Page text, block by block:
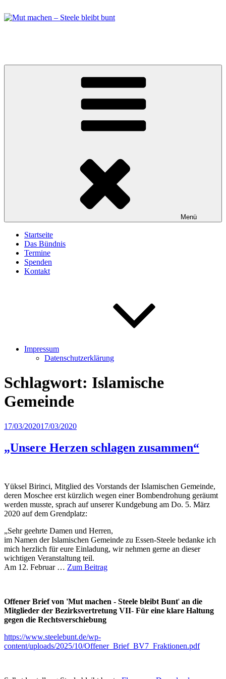
Inhalt
Menü
Startseite
Das Bündnis
Termine
Spenden
Kontakt
Impressum
Datenschutzerklärung
Schlagwort: Islamische
Gemeinde
Veröffentlicht
17/03/202017/03/2020
„Unsere Herzen schlagen zusammen“
Yüksel Birinci, Mitglied des Vorstands der Islamischen Gemeinde,
deren Moschee erst kürzlich wegen einer Bombendrohung geräumt
werden musste, sprach auf unserer Kundgebung am Do. 5. März
2020 auf dem Grendplatz:
„Sehr geehrte Damen und Herren,
im Namen der Islamischen Gemeinde zu Essen-Steele bedanke ich
mich herzlich für eure Einladung, wir nehmen gerne an dieser
wichtigen Veranstaltung teil.
Am 12. Februar … Zum Beitrag
Offener Brief von 'Mut machen - Steele bleibt Bunt' an die
Mitglieder der Bezirksvertretung VII- Für eine klare Haltung
gegen die Rechtsverschiebung
https://www.steelebunt.de/wp-
content/uploads/2025/10/Offener_Brief_BV7_Fraktionen.pdf